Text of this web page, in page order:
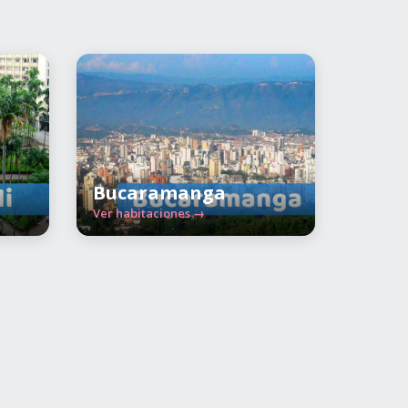
Bucaramanga
Ver habitaciones →